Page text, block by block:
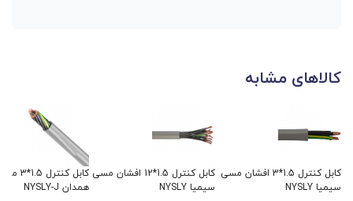
کالاهای مشابه
کابل کنترل 1.5*3 افشان مسی
سیمیا NYSLY
کابل کنترل 1.5*12 افشان مسی
سیمیا NYSLY
کابل
همدان NYSLY-J